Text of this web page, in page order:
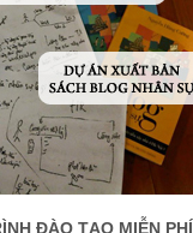
ĐÀO TẠO MIỄN PHÍ